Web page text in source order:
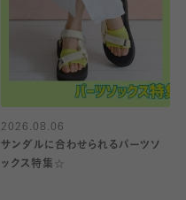
2026.08.06
サンダルに合わせられるパーツソ
ックス特集☆